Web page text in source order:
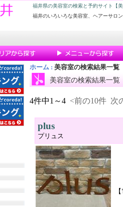
福井県の美容室の検索と予約サイト【
福井のいろいろな美容室、ヘアーサロ
ホーム : 美容室の検索結果一覧
美容室の検索結果一覧
4件中1～4 <前の10件 次
plus
プリュス